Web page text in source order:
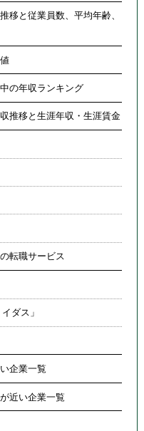
移と従業員数、平均年齢、
の年収ランキング
推移と生涯年収・生涯賃金
転職サービス
ダス」
企業一覧
近い企業一覧